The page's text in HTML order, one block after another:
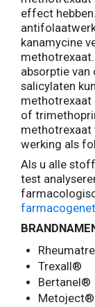
effect
kanamycine
absorptie van
salicylaten
methotrexaat
of
methotrexaat
werking als
Als u alle
test
Trexall®
Bertanel®
Metoject®